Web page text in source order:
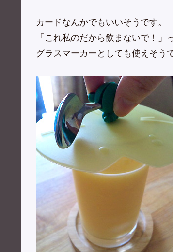
カードなんかでもいいそうです。
「これ私のだから飲まないで！
グラスマーカーとしても使えそう